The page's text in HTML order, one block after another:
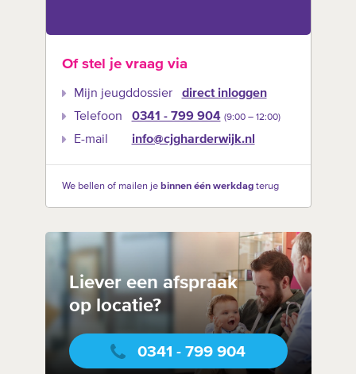
Of stel je vraag via
Mijn jeugddossier
direct inloggen
Telefoon
0341 - 799 904 (9:00 –‍ 12:00)
E-mail info@cjgharderwijk.nl
We bellen of mailen je binnen één werkdagterug
Liever een afspraak
op locatie?
0341 - 799 904